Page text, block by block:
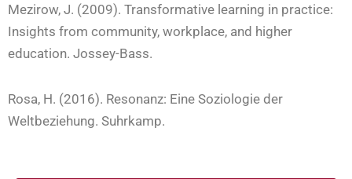
Mezirow, J. (2009). Transformative learning in practice:
Insights from community, workplace, and higher
education. Jossey-Bass.
Rosa, H. (2016). Resonanz: Eine Soziologie der
Weltbeziehung. Suhrkamp.